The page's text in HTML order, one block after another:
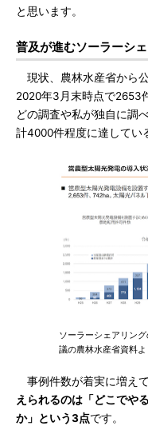
と思います。
普及が進むソーラーシ
現状、農林水産省から
2020年3月末時点で2653
どの調査や私が独自に調
計4000件程度に達してい
ソーラーシェアリン
議の農林水産省資料よ
事例件数が着実に増えて
えられるのは「どこでや
か」という3点です。